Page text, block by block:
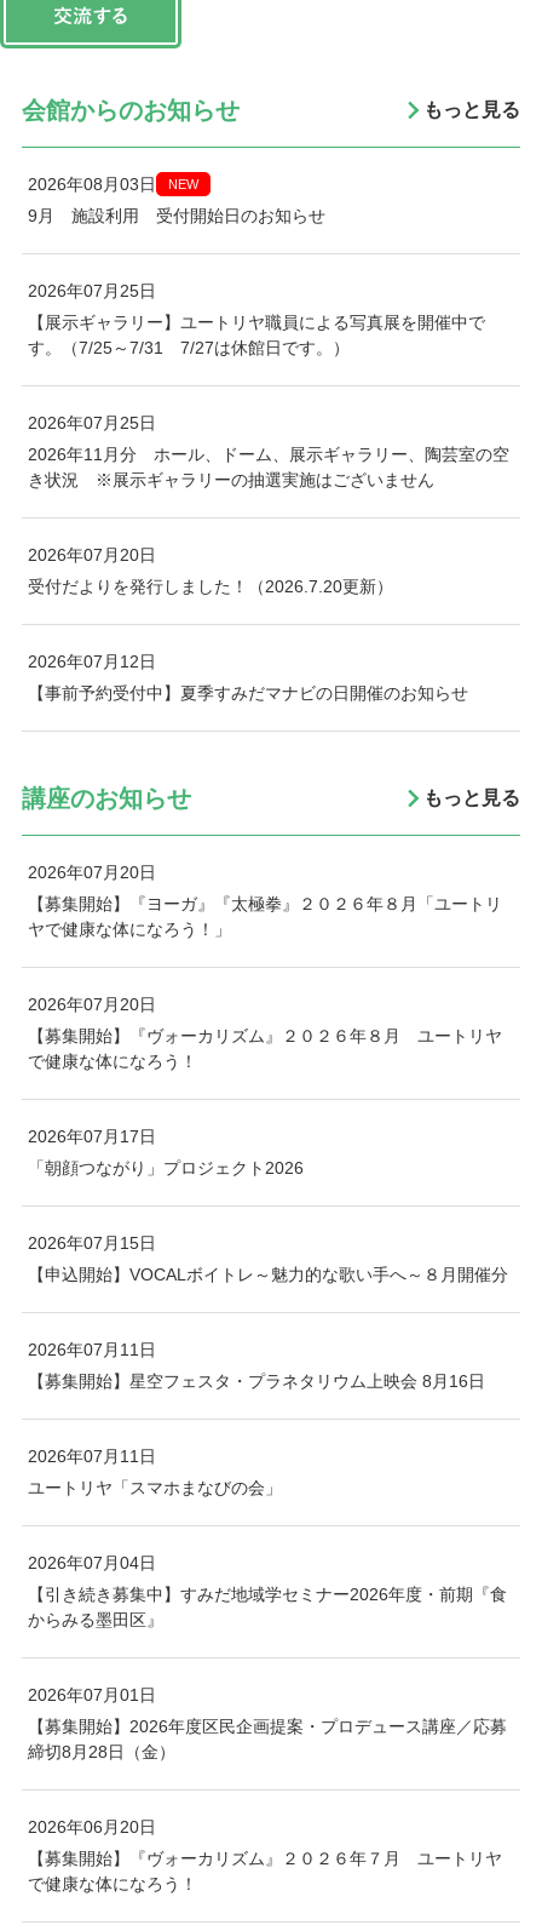
会館からのお知らせ もっと見る
2026年08月03日 NEW
9月 施設利用 受付開始日のお知らせ
2026年07月25日
【展示ギャラリー】ユートリヤ職員による写真展を開催中で
す。（7/25～7/31 7/27は休館日です。）
2026年07月25日
2026年11月分 ホール、ドーム、展示ギャラリー、陶芸室の空
き状況 ※展示ギャラリーの抽選実施はございません
2026年07月20日
受付だよりを発行しました！（2026.7.20更新）
2026年07月12日
【事前予約受付中】夏季すみだマナビの日開催のお知らせ
講座のお知らせ もっと見る
2026年07月20日
【募集開始】『ヨーガ』『太極拳』２０２６年８月「ユートリ
ヤで健康な体になろう！」
2026年07月20日
【募集開始】『ヴォーカリズム』２０２６年８月 ユートリヤ
で健康な体になろう！
2026年07月17日
「朝顔つながり」プロジェクト2026
2026年07月15日
【申込開始】VOCALボイトレ～魅力的な歌い手へ～８月開催分
2026年07月11日
【募集開始】星空フェスタ・プラネタリウム上映会 8月16日
2026年07月11日
ユートリヤ「スマホまなびの会」
2026年07月04日
【引き続き募集中】すみだ地域学セミナー2026年度・前期『食
からみる墨田区』
2026年07月01日
【募集開始】2026年度区民企画提案・プロデュース講座／応募
締切8月28日（金）
2026年06月20日
【募集開始】『ヴォーカリズム』２０２６年７月 ユートリヤ
で健康な体になろう！